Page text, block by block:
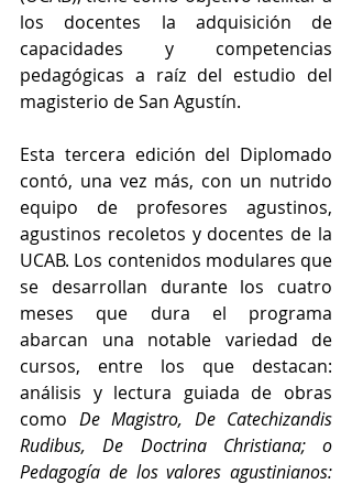
los docentes la adquisición de
capacidades y competencias
pedagógicas a raíz del estudio del
magisterio de San Agustín.
Esta tercera edición del Diplomado
contó, una vez más, con un nutrido
equipo de profesores agustinos,
agustinos recoletos y docentes de la
UCAB. Los contenidos modulares que
se desarrollan durante los cuatro
meses que dura el programa
abarcan una notable variedad de
cursos, entre los que destacan:
análisis y lectura guiada de obras
como De Magistro, De Catechizandis
Rudibus, De Doctrina Christiana; o